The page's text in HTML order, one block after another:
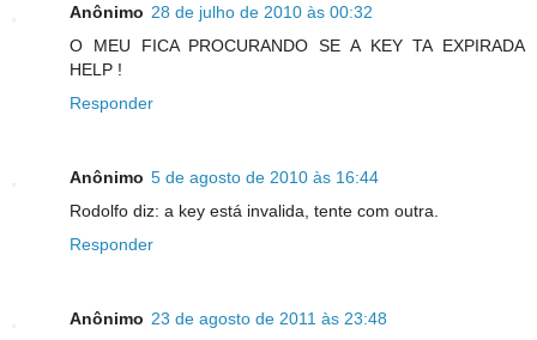
Anônimo 28 de julho de 2010 às 00:32
O MEU FICA PROCURANDO SE A KEY TA EXPIRADA
HELP !
Responder
Anônimo 5 de agosto de 2010 às 16:44
Rodolfo diz: a key está invalida, tente com outra.
Responder
Anônimo 23 de agosto de 2011 às 23:48